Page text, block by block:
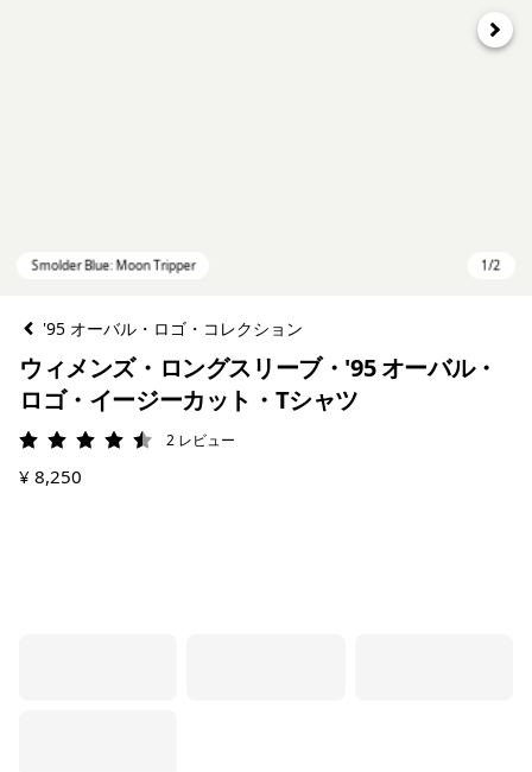
次へ
'95 オーバル・ロゴ・コレクション
ウィメンズ・ロングスリーブ・'95 オーバル・
ロゴ・イージーカット・Tシャツ
評価: 4.5 / 5
2 レビュー
¥ 8,250